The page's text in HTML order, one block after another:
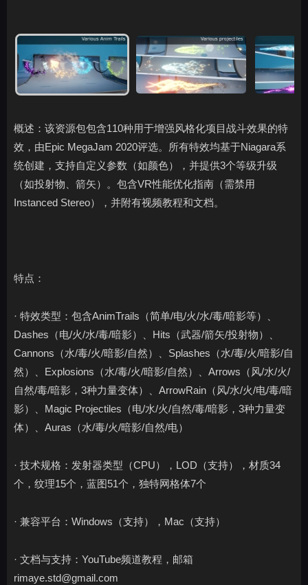
概述：该资源包包含110种用于增强风格化项目战斗效果的特
效，由Epic MegaJam 2020评选。所有特效均基于Niagara系
统创建，支持自定义参数（如颜色），并提供3个等级升级
（如投射物、箭矢）。包含VR性能优化指南（需禁用
Instanced Stereo），并附有视频教程和文档。
特点：
· 特效类型：包含AnimTrails（简单/电/火/水/毒/暗影等）、
Dashes（电/火/水/毒/暗影）、Hits（武器/箭矢/投射物）、
Cannons（水/毒/火/暗影/自然）、Splashes（水/毒/火/暗影/自
然）、Explosions（水/毒/火/暗影/自然）、Arrows（风/水/火/
自然/毒/暗影，3种力量变体）、ArrowRain（风/水/火/电/毒/暗
影）、Magic Projectiles（电/水/火/自然/毒/暗影，3种力量变
体）、Auras（水/毒/火/暗影/自然/电）
· 技术规格：发射器类型（CPU），LOD（支持），材质34
个，纹理15个，蓝图51个，独特网格体7个
· 兼容平台：Windows（支持），Mac（支持）
· 文档与支持：YouTube频道教程，邮箱
rimaye.std@gmail.com